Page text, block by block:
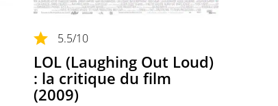
5.5/10
LOL (Laughing Out Loud)
: la critique du film
(2009)